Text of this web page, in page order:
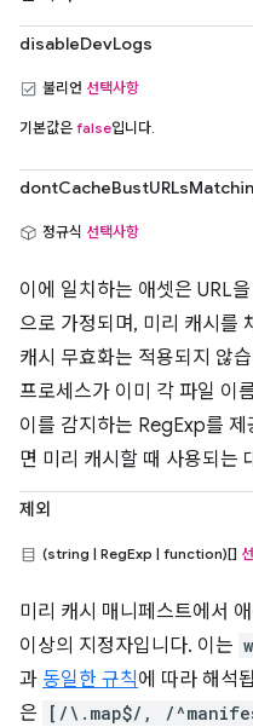
disableDevLogs
불리언 선택사항
기본값은 false입니다.
정규식 선택사항
이에 일치하는 애셋은 URL
으로 가정되며, 미리 캐시를
캐시 무효화는 적용되지 않
프로세스가 이미 각 파일 이
이를 감지하는 RegExp를
면 미리 캐시할 때 사용되는
제외
(string | RegExp | function)[]
미리 캐시 매니페스트에서
이상의 지정자입니다. 이는
과 동일한 규칙에 따라 해석
은
[/\.map$/, /